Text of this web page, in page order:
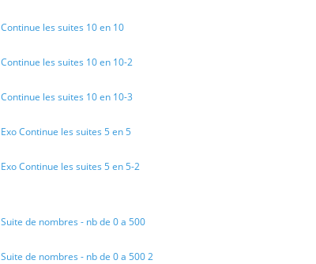
Continue les suites 10 en 10
Continue les suites 10 en 10-2
Continue les suites 10 en 10-3
Exo Continue les suites 5 en 5
Exo Continue les suites 5 en 5-2
Suite de nombres - nb de 0 a 500
Suite de nombres - nb de 0 a 500 2